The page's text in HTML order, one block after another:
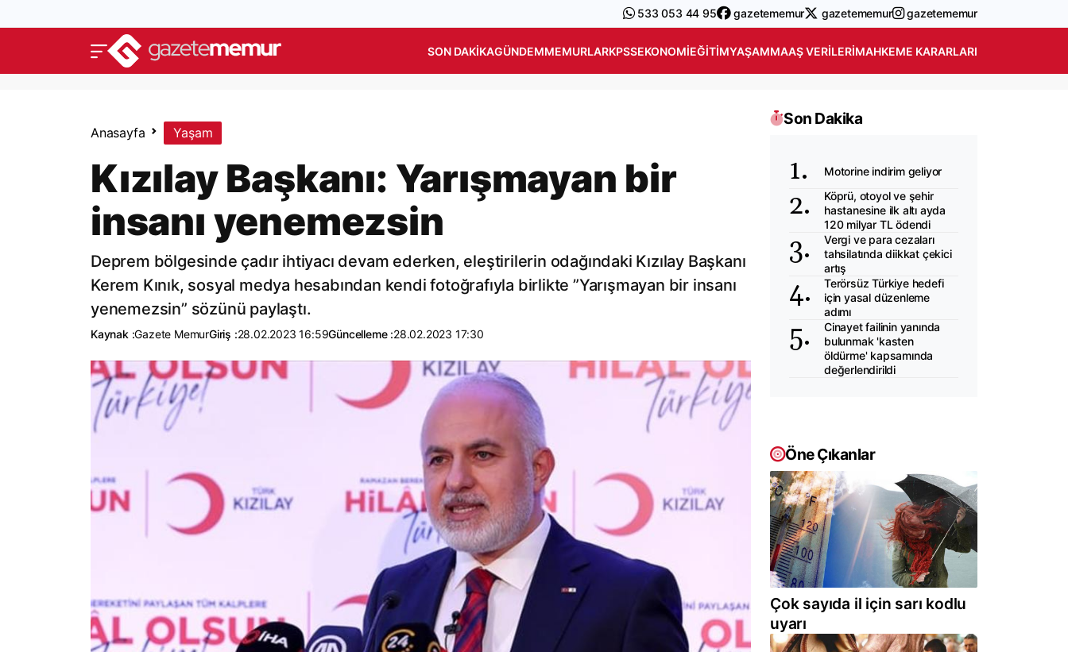
533 053 44 95 gazetememur gazetememur gazetememur
SON DAKIKAGÜNDEMMEMURLARKPSSEKONOMIEĞITIMYAŞAMMAAŞ VERILERIMAHKEME KARARLARI
Anasayfa Yaşam
Kızılay Başkanı: Yarışmayan bir
insanı yenemezsin
Deprem bölgesinde çadır ihtiyacı devam ederken, eleştirilerin odağındaki Kızılay Başkanı
Kerem Kınık, sosyal medya hesabından kendi fotoğrafıyla birlikte ”Yarışmayan bir insanı
yenemezsin” sözünü paylaştı.
Kaynak :Gazete MemurGiriş :28.02.2023 16:59Güncelleme :28.02.2023 17:30
Son Dakika
Motorine indirim geliyor
Köprü, otoyol ve şehir
hastanesine ilk altı ayda
120 milyar TL ödendi
Vergi ve para cezaları
tahsilatında diikkat çekici
artış
Terörsüz Türkiye hedefi
için yasal düzenleme
adımı
Cinayet failinin yanında
bulunmak 'kasten
öldürme' kapsamında
değerlendirildi
Öne Çıkanlar
Çok sayıda il için sarı kodlu
uyarı